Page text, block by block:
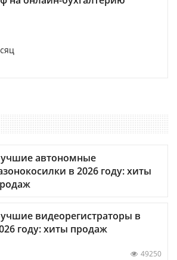
автономные
в 2026 году: хиты
видеорегистраторы в
году: хиты продаж
49250